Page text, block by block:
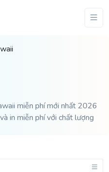
miễn phí mới nhất 2026
in miễn phí với chất lượng